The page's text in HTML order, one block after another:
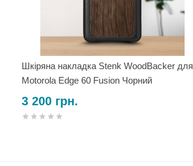
Шкіряна накладка Stenk WoodBacker для
Motorola Edge 60 Fusion Чорний
3 200 грн.